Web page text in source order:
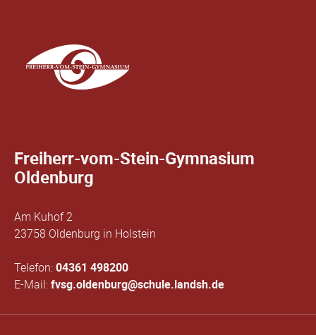
Freiherr-vom-Stein-Gymnasium
Oldenburg
Am Kuhof 2
23758 Oldenburg in Holstein
Telefon:04361 498200
E-Mail:fvsg.oldenburg@schule.landsh.de